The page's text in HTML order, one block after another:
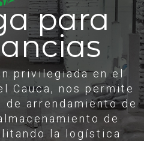
para
privilegiada en el
Cauca, nos permite
arrendamiento de
de
la logística